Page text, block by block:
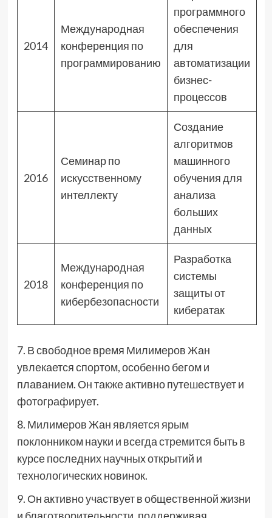
2014
Международная
конференция по
программированию
программного
обеспечения
для
автоматизации
бизнес-
процессов
2016
Семинар по
искусственному
интеллекту
Создание
алгоритмов
машинного
обучения для
анализа
больших
данных
2018
Международная
конференция по
кибербезопасности
Разработка
системы
защиты от
кибератак
7. В свободное время Милимеров Жан
увлекается спортом, особенно бегом и
плаванием. Он также активно путешествует и
фотографирует.
8. Милимеров Жан является ярым
поклонником науки и всегда стремится быть в
курсе последних научных открытий и
технологических новинок.
9. Он активно участвует в общественной жизни